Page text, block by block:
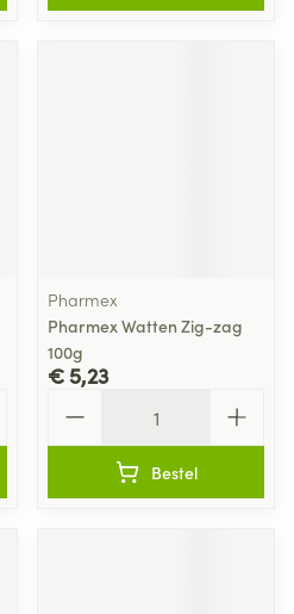
Pharmex
Pharmex Watten Zig-zag
100g
€ 5,23
Bestel